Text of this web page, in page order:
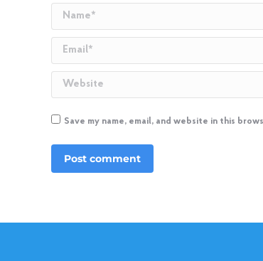
Name *
Email *
Website
Save my name, email, and website in this
Post comment